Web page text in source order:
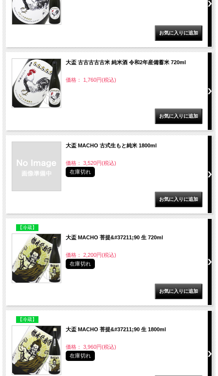
大盃 古古古古古米 純米酒 令和2年産備蓄米 720ml
価格： 1,760円(税込)
大盃 MACHO 古式生もと純米 1800ml
価格： 3,520円(税込)
在庫切れ
【冷蔵】
大盃 MACHO 菩提&#37211;90 生 720ml
価格： 2,200円(税込)
在庫切れ
【冷蔵】
大盃 MACHO 菩提&#37211;90 生 1800ml
価格： 3,960円(税込)
在庫切れ